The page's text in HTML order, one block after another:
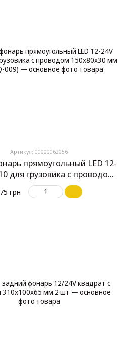
Артикул: 00000062056
прямоугольный LED 12-
для грузовика с проводом
мм 2 шт (SQ-009)
грн